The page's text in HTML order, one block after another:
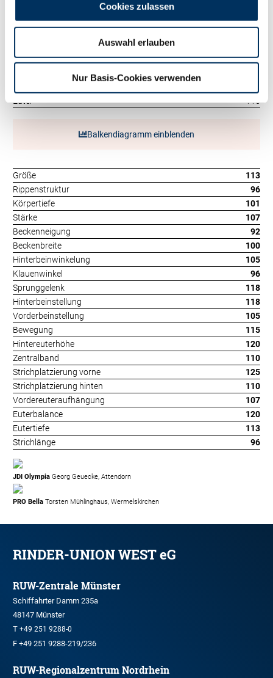
Cookies zulassen
Auswahl erlauben
Nur Basis-Cookies verwenden
RZE 124
Milchtyp
104
Euter
116
Balkendiagramm einblenden
Größe
113
Rippenstruktur
96
Körpertiefe
101
Stärke
107
Beckenneigung
92
Beckenbreite
100
Hinterbeinwinkelung
105
Klauenwinkel
96
Sprunggelenk
118
Hinterbeinstellung
118
Vorderbeinstellung
105
Bewegung
115
Hintereuterhöhe
120
Zentralband
110
Strichplatzierung vorne
125
Strichplatzierung hinten
110
Vordereuteraufhängung
107
Euterbalance
120
Eutertiefe
113
Strichlänge
96
JDI Olympia Georg Geuecke, Attendorn
PRO Bella Torsten Mühlinghaus, Wermelskirchen
RINDER-UNION WEST eG
RUW-Zentrale Münster
Schiffahrter Damm 235a
48147 Münster
T +49 251 9288-0
F +49 251 9288-219/236
RUW-Regionalzentrum Nordrhein